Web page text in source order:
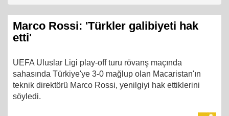
Marco Rossi: 'Türkler galibiyeti hak
etti'
UEFA Uluslar Ligi play-off turu rövanş maçında
sahasında Türkiye'ye 3-0 mağlup olan Macaristan'ın
teknik direktörü Marco Rossi, yenilgiyi hak ettiklerini
söyledi.